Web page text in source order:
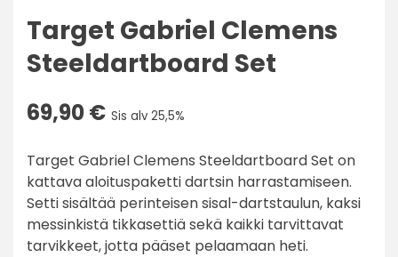
Target Gabriel Clemens
Steeldartboard Set
69,90€ Sis alv 25,5%
Target Gabriel Clemens Steeldartboard Set on
kattava aloituspaketti dartsin harrastamiseen.
Setti sisältää perinteisen sisal-dartstaulun, kaksi
messinkistä tikkasettiä sekä kaikki tarvittavat
tarvikkeet, jotta pääset pelaamaan heti.